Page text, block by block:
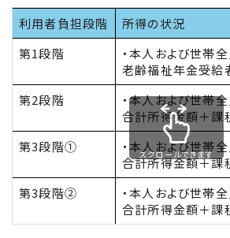
利用者負担段階
所得の状況
第1段階
・本人および世帯
老齢福祉年金受給
第2段階
・本人および世帯
合計所得金額＋課
第3段階①
・本人および世帯
合計所得金額＋課
第3段階②
・本人および世帯
合計所得金額＋課
スクロールできます